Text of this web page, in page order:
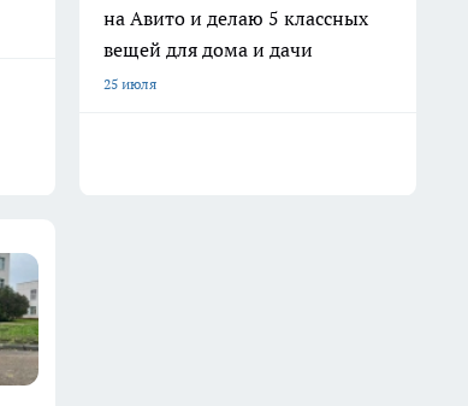
на Авито и делаю 5 классных
вещей для дома и дачи
25 июля